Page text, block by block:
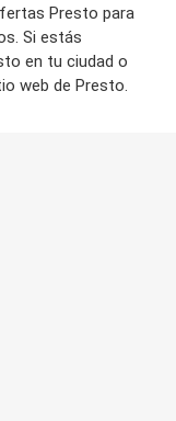
Presto para
Si estás
en tu ciudad o
web de Presto.